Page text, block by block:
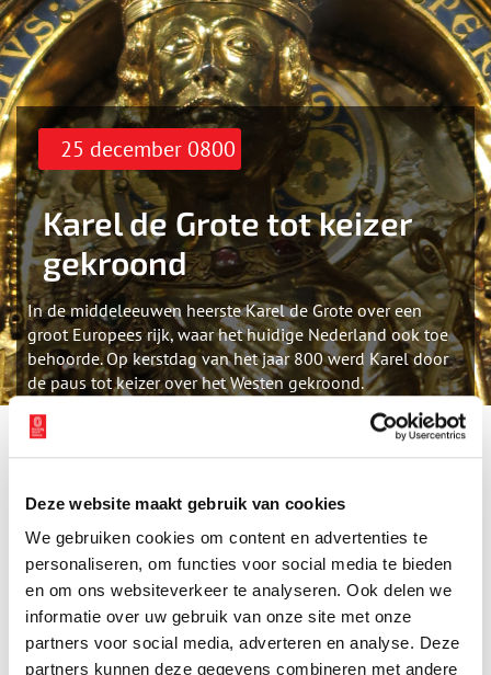
Deze website maakt gebruik van cookies
We gebruiken cookies om content en advertenties te
personaliseren, om functies voor social media te bieden
en om ons websiteverkeer te analyseren. Ook delen we
informatie over uw gebruik van onze site met onze
partners voor social media, adverteren en analyse. Deze
partners kunnen deze gegevens combineren met andere
25 december 0800
Karel de Grote tot keizer
gekroond
In de middeleeuwen heerste Karel de Grote over een
groot Europees rijk, waar het huidige Nederland ook toe
behoorde. Op kerstdag van het jaar 800 werd Karel door
de paus tot keizer over het Westen gekroond.
Karel de Grote wordt tot de belangrijkste vorsten uit de
voortdurende oorlogen en veroveringen wist hij zijn rijk uit te
breiden met grote delen van Noordwest- en Zuid-Europa. Op
kerstdag van het jaar 800 werd Karel door de paus tot keizer over
het Westen gekroond. Hij ‘leende’ delen van zijn enorme rijk uit
aan vazallen (leenheren), die hem hielpen bij het beheer en hem
van advies voorzagen. Zij leenden op hun beurt weer delen van
hun grondgebied uit aan achterleenmannen, zo was er sprake van